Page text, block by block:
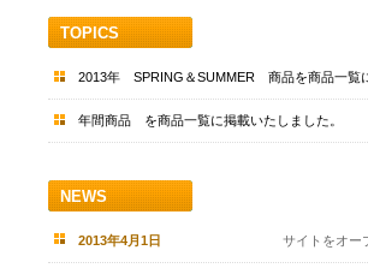
TOPICS
2013年 SPRING＆SUMMER 商品を商品一覧
年間商品 を商品一覧に掲載いたしました。
NEWS
2013年4月1日 サイトをオー